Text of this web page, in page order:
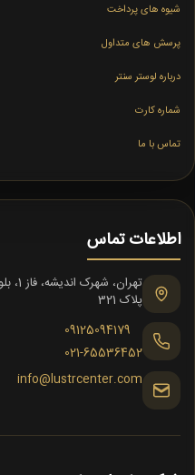
شیوه های پرداخت
پرسش های متداول
درباره لوستر سنتر
شماره کارت
تماس با ما
اطلاعات تماس
پلاک 321
09125094179
021-65536452
info@lustrcenter.com